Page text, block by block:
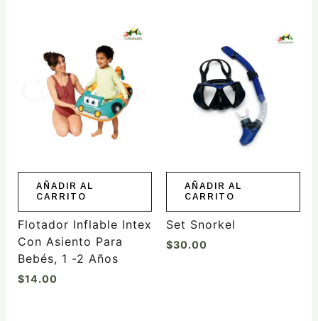
AÑADIR AL
CARRITO
Flotador Inflable Intex
Con Asiento Para
Bebés, 1 -2 Años
$14.00
AÑADIR AL
CARRITO
Set Snorkel
$30.00